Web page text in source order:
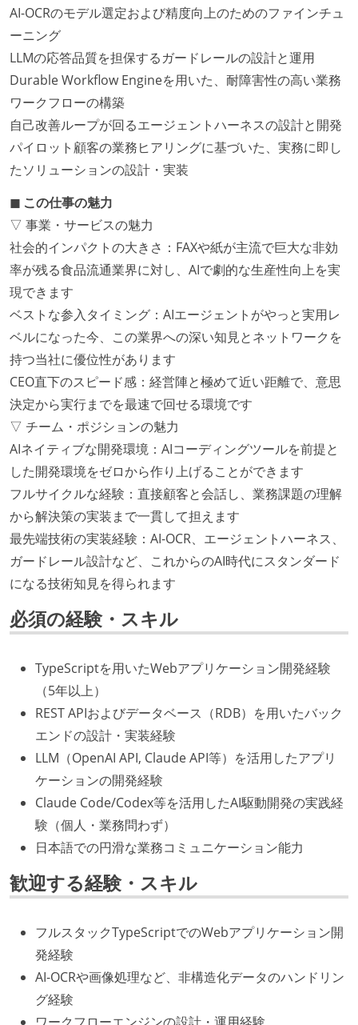
AI-OCRのモデル選定および精度向上のためのファインチュ
ーニング
LLMの応答品質を担保するガードレールの設計と運用
Durable Workflow Engineを用いた、耐障害性の高い業務
ワークフローの構築
自己改善ループが回るエージェントハーネスの設計と開発
パイロット顧客の業務ヒアリングに基づいた、実務に即し
たソリューションの設計・実装
◼︎ この仕事の魅力
▽ 事業・サービスの魅力
社会的インパクトの大きさ：FAXや紙が主流で巨大な非効
率が残る食品流通業界に対し、AIで劇的な生産性向上を実
現できます
ベストな参入タイミング：AIエージェントがやっと実用レ
ベルになった今、この業界への深い知見とネットワークを
持つ当社に優位性があります
CEO直下のスピード感：経営陣と極めて近い距離で、意思
決定から実行までを最速で回せる環境です
▽ チーム・ポジションの魅力
AIネイティブな開発環境：AIコーディングツールを前提と
した開発環境をゼロから作り上げることができます
フルサイクルな経験：直接顧客と会話し、業務課題の理解
から解決策の実装まで一貫して担えます
最先端技術の実装経験：AI-OCR、エージェントハーネス、
ガードレール設計など、これからのAI時代にスタンダード
になる技術知見を得られます
必須の経験・スキル
TypeScriptを用いたWebアプリケーション開発経験
（5年以上）
REST APIおよびデータベース（RDB）を用いたバック
エンドの設計・実装経験
LLM（OpenAI API, Claude API等）を活用したアプリ
ケーションの開発経験
Claude Code/Codex等を活用したAI駆動開発の実践経
験（個人・業務問わず）
日本語での円滑な業務コミュニケーション能力
歓迎する経験・スキル
フルスタックTypeScriptでのWebアプリケーション開
発経験
AI-OCRや画像処理など、非構造化データのハンドリン
グ経験